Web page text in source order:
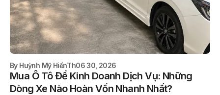
By Huỳnh Mỹ HiềnTh06 30, 2026
Mua Ô Tô Để Kinh Doanh Dịch Vụ: Những
Dòng Xe Nào Hoàn Vốn Nhanh Nhất?